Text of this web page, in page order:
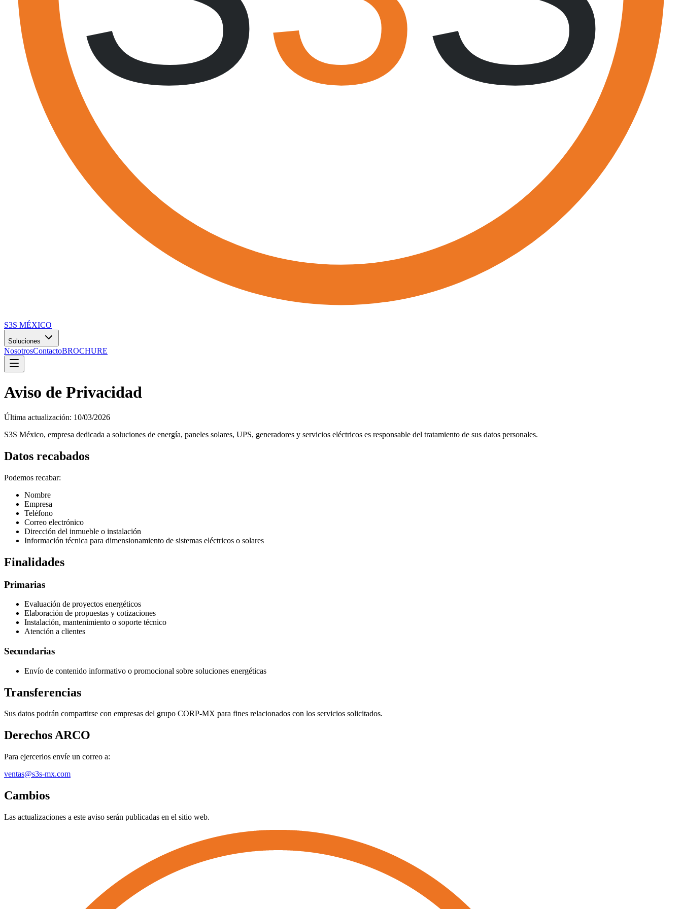
S3S MÉXICO
Soluciones
NosotrosContactoBROCHURE
Aviso de Privacidad
Última actualización: 10/03/2026
S3S México, empresa dedicada a soluciones de energía, paneles solares, UPS, generadores y servicios eléctricos es responsable del tratamiento de sus datos personales.
Datos recabados
Podemos recabar:
Nombre
Empresa
Teléfono
Correo electrónico
Dirección del inmueble o instalación
Información técnica para dimensionamiento de sistemas eléctricos o solares
Finalidades
Primarias
Evaluación de proyectos energéticos
Elaboración de propuestas y cotizaciones
Instalación, mantenimiento o soporte técnico
Atención a clientes
Secundarias
Envío de contenido informativo o promocional sobre soluciones energéticas
Transferencias
Sus datos podrán compartirse con empresas del grupo CORP-MX para fines relacionados con los servicios solicitados.
Derechos ARCO
Para ejercerlos envíe un correo a:
ventas@s3s-mx.com
Cambios
Las actualizaciones a este aviso serán publicadas en el sitio web.